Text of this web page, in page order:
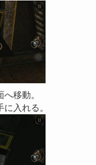
移動。
入れる。